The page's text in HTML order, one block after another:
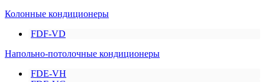
Колонные кондиционеры
FDF-VD
Напольно-потолочные кондиционеры
FDE-VH